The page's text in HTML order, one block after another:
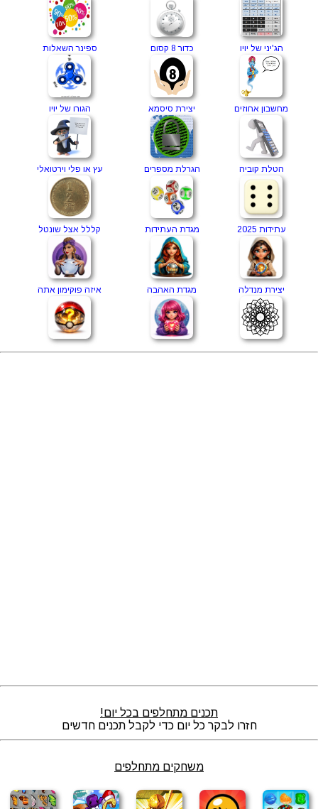
הג'יני של יויו כדור 8 קסום ספינר השאלות
מחשבון אחוזים יצירת סיסמא הגורו של יויו
הטלת קוביה הגרלת מספרים עץ או פלי וירטואלי
עתידות 2025 מגדת העתידות קללל אצל שונטל
יצירת מנדלה מגדת האהבה איזה פוקימון אתה
תכנים מתחלפים בכל יום!
חזרו לבקר כל יום כדי לקבל תכנים חדשים
משחקים מתחלפים